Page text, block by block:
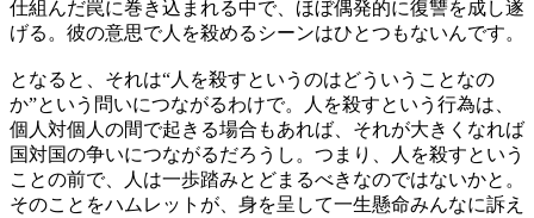
仕組んだ罠に巻き込まれる中で、ほぼ偶発的に復讐を成し遂
げる。彼の意思で人を殺めるシーンはひとつもないんです。
となると、それは“人を殺すというのはどういうことなの
か”という問いにつながるわけで。人を殺すという行為は、
個人対個人の間で起きる場合もあれば、それが大きくなれば
国対国の争いにつながるだろうし。つまり、人を殺すという
ことの前で、人は一歩踏みとどまるべきなのではないかと。
そのことをハムレットが、身を呈して一生懸命みんなに訴え